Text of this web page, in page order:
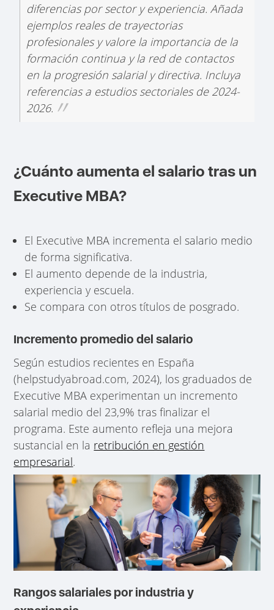
diferencias por sector y experiencia. Añada
ejemplos reales de trayectorias
profesionales y valore la importancia de la
formación continua y la red de contactos
en la progresión salarial y directiva. Incluya
referencias a estudios sectoriales de 2024-
2026.
¿Cuánto aumenta el salario tras un
Executive MBA?
El Executive MBA incrementa el salario medio
de forma significativa.
El aumento depende de la industria,
experiencia y escuela.
Se compara con otros títulos de posgrado.
Incremento promedio del salario
Según estudios recientes en España
(helpstudyabroad.com, 2024), los graduados de
Executive MBA experimentan un incremento
salarial medio del 23,9% tras finalizar el
programa. Este aumento refleja una mejora
sustancial en la retribución en gestión
empresarial.
Rangos salariales por industria y